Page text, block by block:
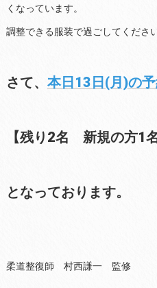
くなっています。
調整できる服装で過ごしてください
さて、 本日13日(月)の
【残り2名 新規の方1名
となっております。
柔道整復師 村西謙一 監修